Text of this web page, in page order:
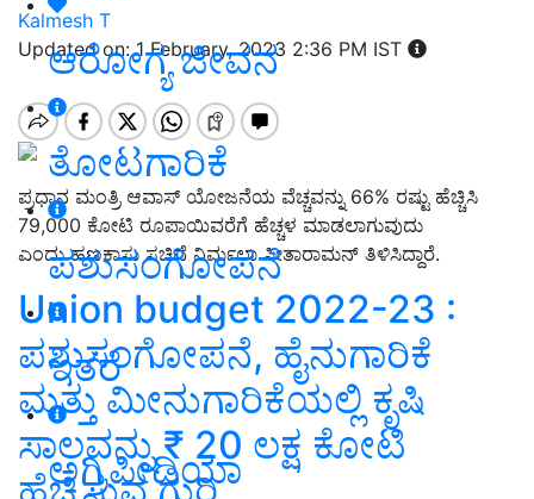
ಆರೋಗ್ಯ ಜೀವನ
ತೋಟಗಾರಿಕೆ
ಪಶುಸಂಗೋಪನೆ
ಇತರೆ
ಅಗ್ರಿಪೀಡಿಯಾ
Kalmesh T
Updated on: 1 February, 2023 2:36 PM IST
ಪ್ರಧಾನ ಮಂತ್ರಿ ಆವಾಸ್ ಯೋಜನೆಯ ವೆಚ್ಚವನ್ನು 66% ರಷ್ಟು ಹೆಚ್ಚಿಸಿ
79,000 ಕೋಟಿ ರೂಪಾಯಿವರೆಗೆ ಹೆಚ್ಚಳ ಮಾಡಲಾಗುವುದು
ಎಂದು ಹಣಕಾಸು ಸಚಿವೆ ನಿರ್ಮಲಾ ಸೀತಾರಾಮನ್‌ ತಿಳಿಸಿದ್ದಾರೆ.
Union budget 2022-23 :
ಪಶುಸಂಗೋಪನೆ, ಹೈನುಗಾರಿಕೆ
ಮತ್ತು ಮೀನುಗಾರಿಕೆಯಲ್ಲಿ ಕೃಷಿ
ಸಾಲವನ್ನು ₹ 20 ಲಕ್ಷ ಕೋಟಿ